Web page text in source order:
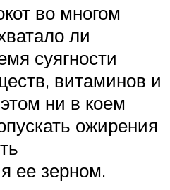
во многом
ли
суягности
витаминов и
ни в коем
ожирения
ее зерном.